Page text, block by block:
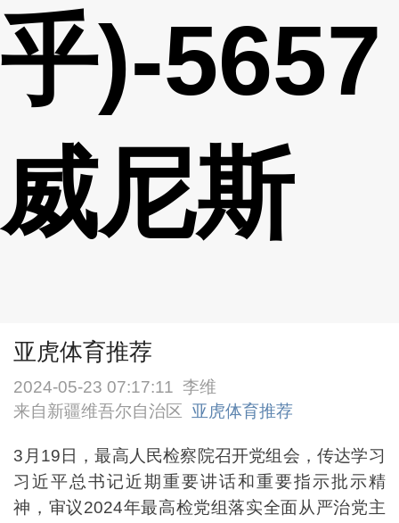
乎)-5657
威尼斯
亚虎体育推荐
2024-05-23 07:17:11 李维
来自新疆维吾尔自治区
亚虎体育推荐
3月19日，最高人民检察院召开党组会，传达学习
习近平总书记近期重要讲话和重要指示批示精
神，审议2024年最高检党组落实全面从严治党主